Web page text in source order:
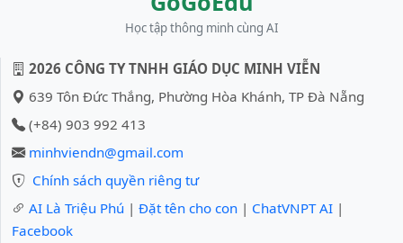
Học tập thông minh cùng AI
2026 CÔNG TY TNHH GIÁO DỤC MINH VIỄN
639 Tôn Đức Thắng, Phường Hòa Khánh, TP Đà Nẵng
(+84) 903 992 413
minhviendn@gmail.com
Chính sách quyền riêng tư
AI Là Triệu Phú | Đặt tên cho con | ChatVNPT AI |
Facebook